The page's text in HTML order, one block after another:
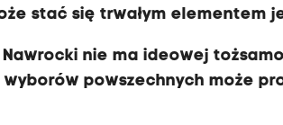
stać się trwałym elementem
Nawrocki nie ma ideowej
powszechnych może